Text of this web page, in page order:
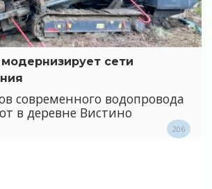
сети
современного водопровода
в деревне Вистино
206